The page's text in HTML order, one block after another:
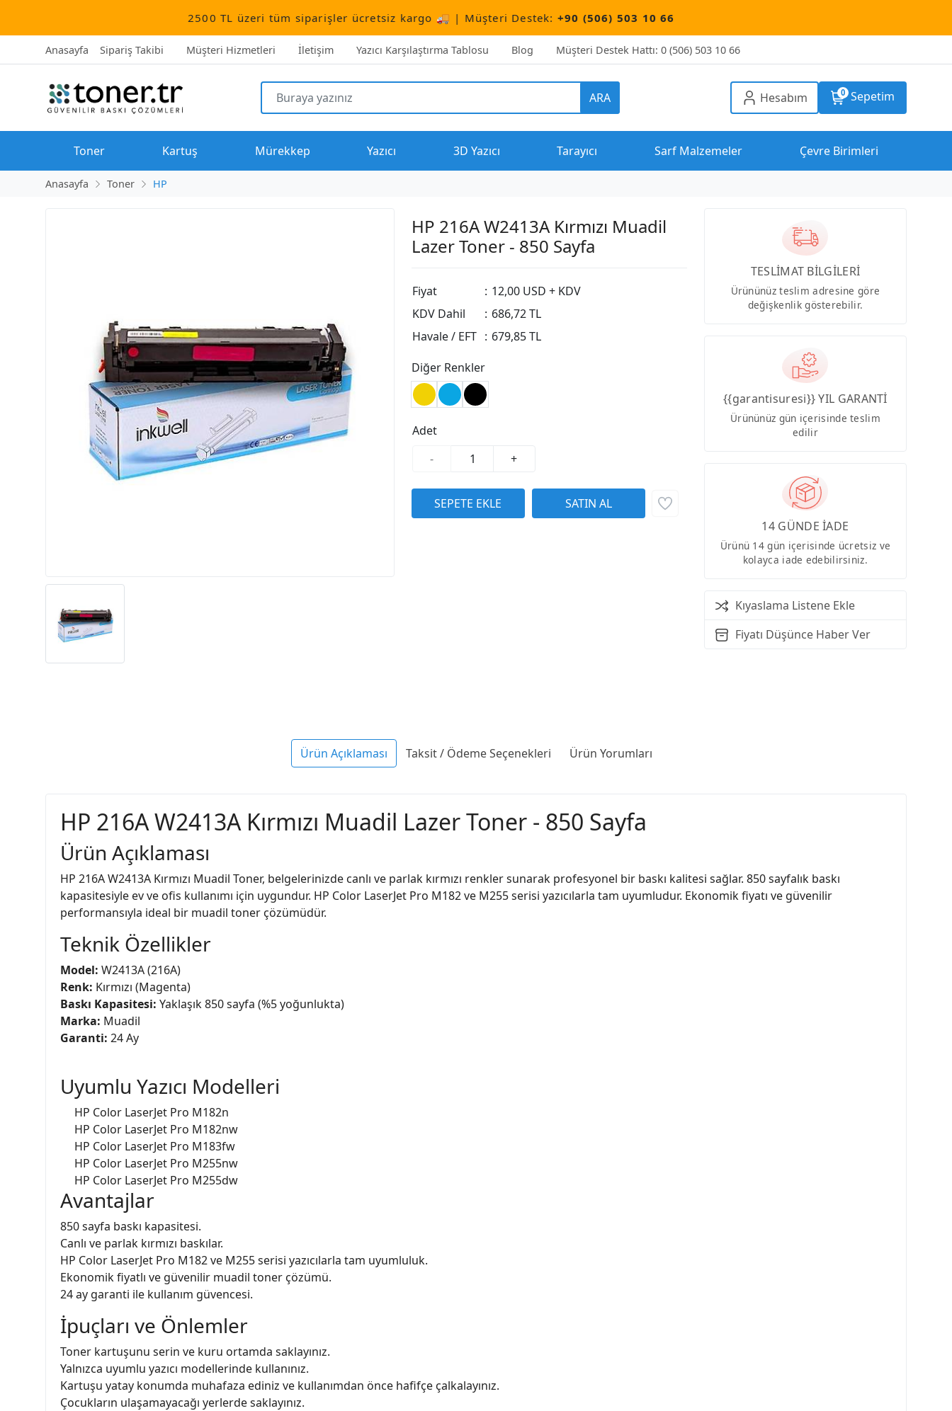
2500 TL üzeri tüm siparişler ücretsiz kargo 🚚 | Müşteri Destek:+90 (506) 503 10 66
Anasayfa Sipariş Takibi Müşteri Hizmetleri İletişim Yazıcı Karşılaştırma Tablosu Blog Müşteri Destek Hattı: 0 (506) 503 10 66
ARA Hesabım 0 Sepetim
Toner Kartuş Mürekkep Yazıcı 3D Yazıcı Tarayıcı Sarf Malzemeler Çevre Birimleri
Anasayfa Toner HP
HP 216A W2413A Kırmızı Muadil
Lazer Toner - 850 Sayfa
Fiyat : 12,00 USD + KDV
KDV Dahil
: 686,72 TL
Havale / EFT : 679,85 TL
Diğer Renkler
Adet
-
+
TESLİMAT BİLGİLERİ
Ürününüz teslim adresine göre
değişkenlik gösterebilir.
{{garantisuresi}} YIL GARANTİ
Ürününüz gün içerisinde teslim
edilir
14 GÜNDE İADE
Ürünü 14 gün içerisinde ücretsiz ve
kolayca iade edebilirsiniz.
Kıyaslama Listene Ekle
Fiyatı Düşünce Haber Ver
Ürün Açıklaması Taksit / Ödeme Seçenekleri Ürün Yorumları
HP 216A W2413A Kırmızı Muadil Lazer Toner - 850 Sayfa
Ürün Açıklaması
HP 216A W2413A Kırmızı Muadil Toner, belgelerinizde canlı ve parlak kırmızı renkler sunarak profesyonel bir baskı kalitesi sağlar. 850 sayfalık baskı
kapasitesiyle ev ve ofis kullanımı için uygundur. HP Color LaserJet Pro M182 ve M255 serisi yazıcılarla tam uyumludur. Ekonomik fiyatı ve güvenilir
performansıyla ideal bir muadil toner çözümüdür.
Teknik Özellikler
Model: W2413A (216A)
Renk: Kırmızı (Magenta)
Baskı Kapasitesi: Yaklaşık 850 sayfa (%5 yoğunlukta)
Marka: Muadil
Garanti: 24 Ay
Uyumlu Yazıcı Modelleri
HP Color LaserJet Pro M182n
HP Color LaserJet Pro M182nw
HP Color LaserJet Pro M183fw
HP Color LaserJet Pro M255nw
HP Color LaserJet Pro M255dw
Avantajlar
850 sayfa baskı kapasitesi.
Canlı ve parlak kırmızı baskılar.
HP Color LaserJet Pro M182 ve M255 serisi yazıcılarla tam uyumluluk.
Ekonomik fiyatlı ve güvenilir muadil toner çözümü.
24 ay garanti ile kullanım güvencesi.
İpuçları ve Önlemler
Toner kartuşunu serin ve kuru ortamda saklayınız.
Yalnızca uyumlu yazıcı modellerinde kullanınız.
Kartuşu yatay konumda muhafaza ediniz ve kullanımdan önce hafifçe çalkalayınız.
Çocukların ulaşamayacağı yerlerde saklayınız.